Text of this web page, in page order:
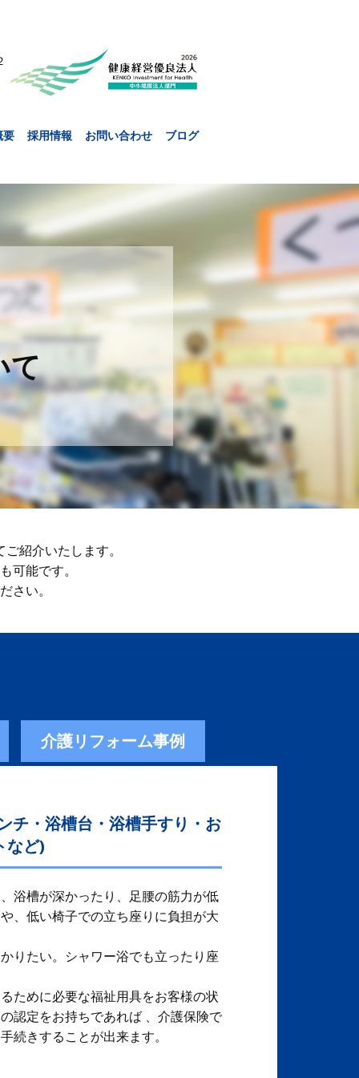
要 採用情報 お問い合わせ ブログ
て
紹介いたします。
可能です。
さい。
介護リフォーム事例
チ・浴槽台・浴槽手すり・お
など)
浴槽が深かったり、足腰の筋力が低
、低い椅子での立ち座りに負担が大
りたい。シャワー浴でも立ったり座
ために必要な福祉用具をお客様の状
認定をお持ちであれば 、介護保険で
続きすることが出来ます。